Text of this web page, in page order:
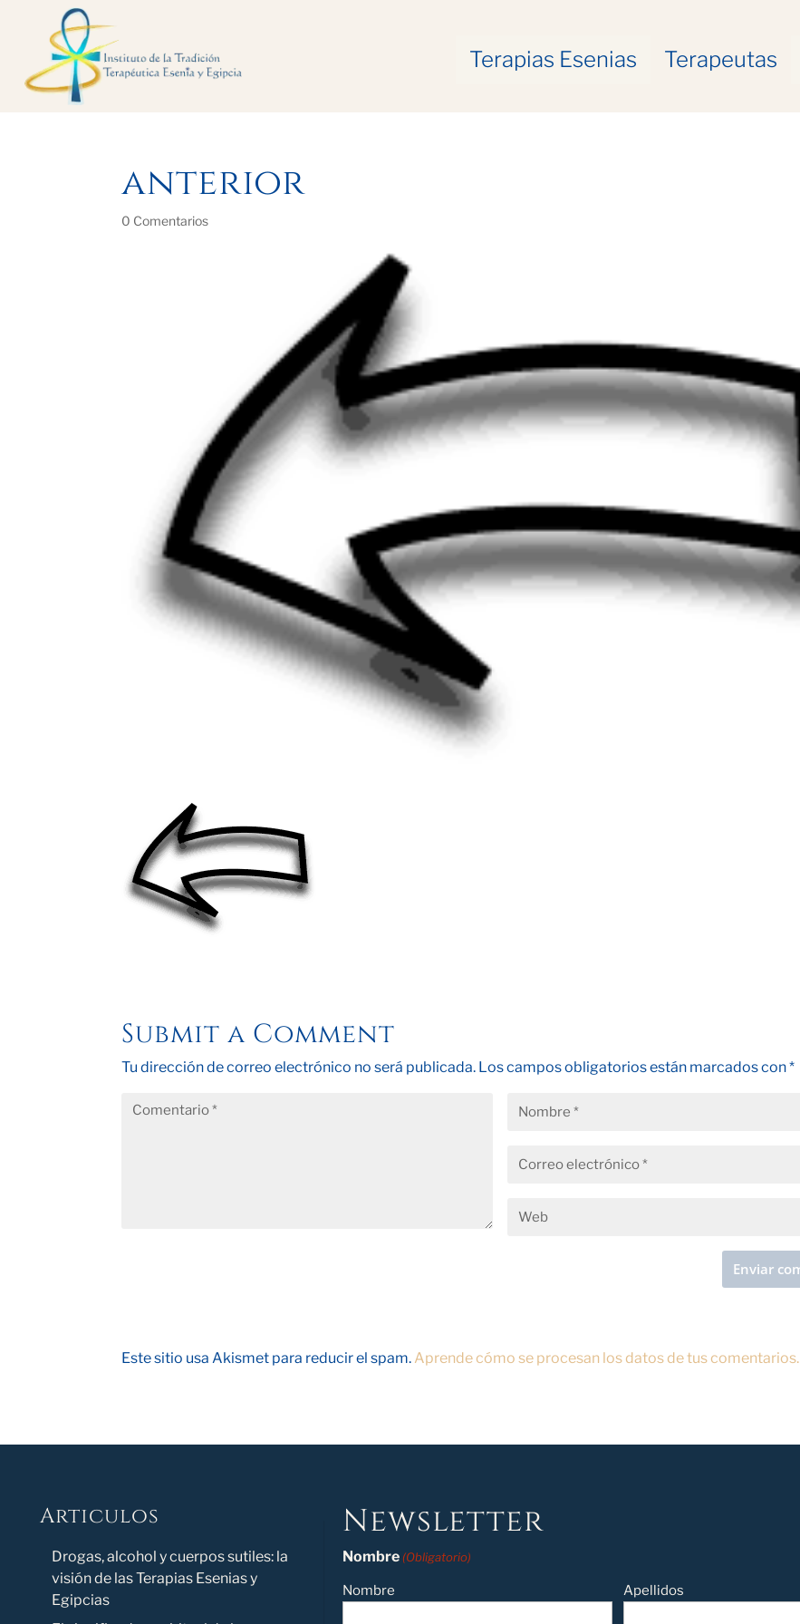
Terapias Esenias Terapeutas
anterior
0 Comentarios
Submit a Comment
Tu dirección de correo electrónico no será publicada. Los campos obligatorios están marcados con*
Este sitio usa Akismet para reducir el spam. Aprende cómo se procesan los datos de tus comentarios.
Articulos
Novedad
Drogas, alcohol y cuerpos sutiles: la
visión de las Terapias Esenias y
Egipcias
Newsletter
Nombre (Obligatorio)
Nombre Apellidos